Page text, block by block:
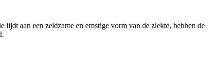
aan een zeldzame en ernstige vorm van de ziekte, hebben de